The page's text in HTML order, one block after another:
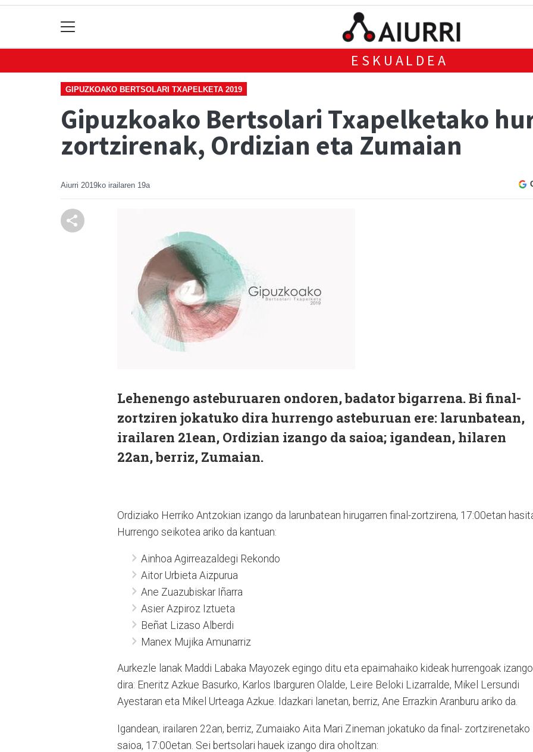
ESKUALDEA
GIPUZKOAKO BERTSOLARI TXAPELKETA 2019
Gipuzkoako Bertsolari Txapelketako
zortzirenak, Ordizian eta Zumaian
Aiurri 2019ko irailaren 19a
Lehenengo asteburuaren ondoren, badator bigarrena. Bi final-
zortziren jokatuko dira hurrengo asteburuan ere: larunbatean,
irailaren 21ean, Ordizian izango da saioa; igandean, hilaren
22an, berriz, Zumaian.
Ordiziako Herriko Antzokian izango da larunbatean hirugarren final-zortzirena, 17:00etan
Hurrengo seikotea ariko da kantuan:
Ainhoa Agirreazaldegi Rekondo
Aitor Urbieta Aizpurua
Ane Zuazubiskar Iñarra
Asier Azpiroz Iztueta
Beñat Lizaso Alberdi
Manex Mujika Amunarriz
Aurkezle lanak Maddi Labaka Mayozek egingo ditu eta epaimahaiko kideak hurrengoak izango
dira: Eneritz Azkue Basurko, Karlos Ibarguren Olalde, Leire Beloki Lizarralde, Mikel Lersundi
Ayestaran eta Mikel Urteaga Azkue. Idazkari lanetan, berriz, Ane Errazkin Aranburu ariko da.
Igandean, irailaren 22an, berriz, Zumaiako Aita Mari Zineman jokatuko da final- zortzirenetako
saioa, 17:00etan. Sei bertsolari hauek izango dira oholtzan: